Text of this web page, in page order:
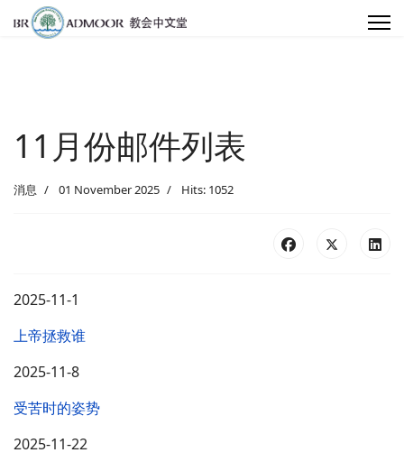
11月份邮件列表
消息 01 November 2025 Hits: 1052
2025-11-1
上帝拯救谁
2025-11-8
受苦时的姿势
2025-11-22